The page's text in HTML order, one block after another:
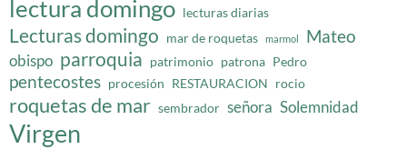
lectura domingo lecturas diarias
Lecturas domingo mar de roquetas marmol Mateo
obispo parroquia patrimonio patrona Pedro
pentecostes procesión RESTAURACION rocio
roquetas de mar sembrador señora Solemnidad
Virgen